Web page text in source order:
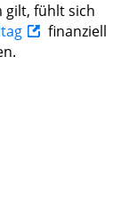
gilt, fühlt sich
finanziell